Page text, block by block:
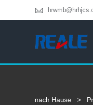

nach Hause >